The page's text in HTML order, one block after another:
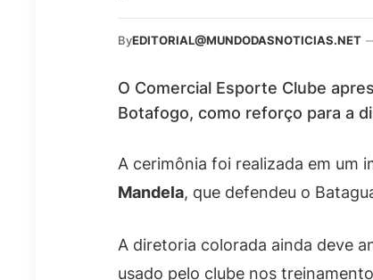
ByEDITORIAL@MUNDODASNOTICIAS.NET
O Comercial Esporte Clube
Botafogo, como reforço para a
A cerimônia foi realizada em um
Mandela, que defendeu o
A diretoria colorada ainda deve
usado pelo clube nos